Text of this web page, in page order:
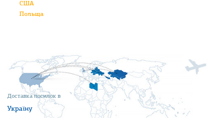
Доставка посилок в
Україну
США
Польща